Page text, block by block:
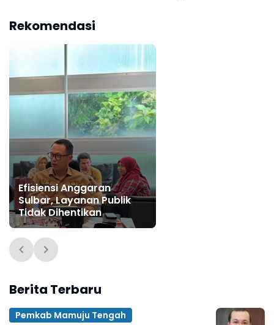
Rekomendasi
Efisiensi Anggaran
Sulbar, Layanan Publik
Tidak Dihentikan
Berita Terbaru
Pemkab Mamuju Tengah